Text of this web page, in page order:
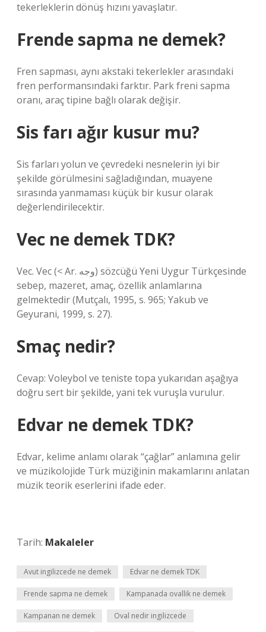
tekerleklerin dönüş hızını yavaşlatır.
Frende sapma ne demek?
Fren sapması, aynı akstaki tekerlekler arasındaki
fren performansındaki farktır. Park freni sapma
oranı, araç tipine bağlı olarak değişir.
Sis farı ağır kusur mu?
Sis farları yolun ve çevredeki nesnelerin iyi bir
şekilde görülmesini sağladığından, muayene
sırasında yanmaması küçük bir kusur olarak
değerlendirilecektir.
Vec ne demek TDK?
Vec. Vec (< Ar. وجه) sözcüğü Yeni Uygur Türkçesinde
sebep, mazeret, amaç, özellik anlamlarına
gelmektedir (Mutçalı, 1995, s. 965; Yakub ve
Geyurani, 1999, s. 27).
Smaç nedir?
Cevap: Voleybol ve teniste topa yukarıdan aşağıya
doğru sert bir şekilde, yani tek vuruşla vurulur.
Edvar ne demek TDK?
Edvar, kelime anlamı olarak “çağlar” anlamına gelir
ve müzikolojide Türk müziğinin makamlarını anlatan
müzik teorik eserlerini ifade eder.
Tarih: Makaleler
Avut ingilizcede ne demek Edvar ne demek TDK
Frende sapma ne demek Kampanada ovallik ne demek
Kampanan ne demek Oval nedir ingilizcede